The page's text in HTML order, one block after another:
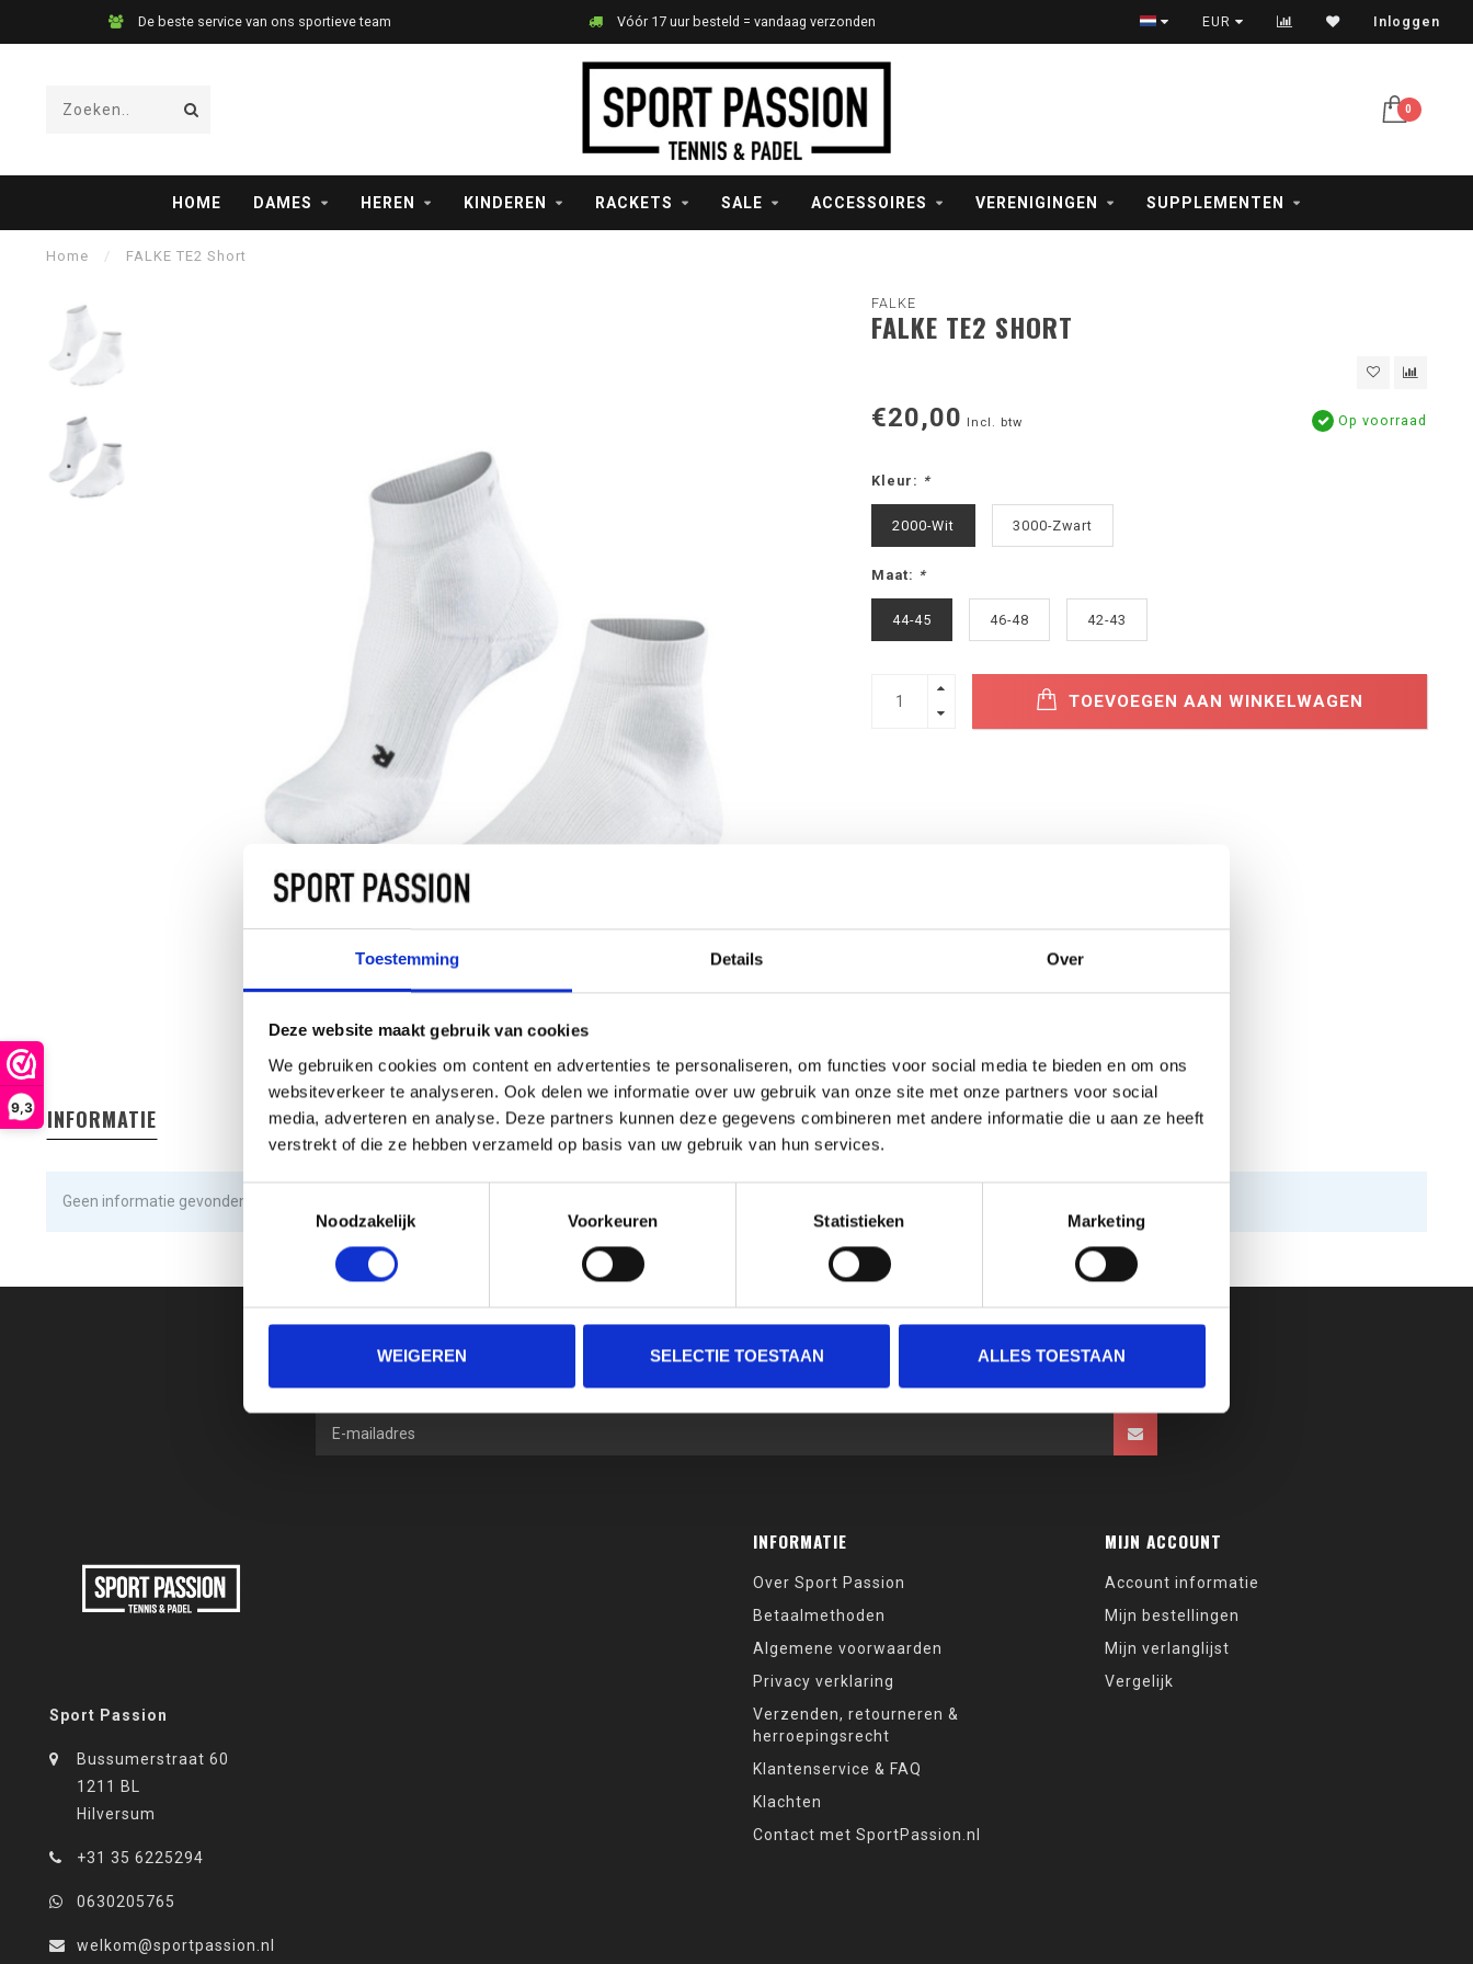
Toestemming Details Over
Deze website maakt gebruik van cookies
We gebruiken cookies om content en advertenties te personaliseren, om functies voor social media te bieden en om ons
websiteverkeer te analyseren. Ook delen we informatie over uw gebruik van onze site met onze partners voor social
media, adverteren en analyse. Deze partners kunnen deze gegevens combineren met andere informatie die u aan ze heeft
verstrekt of die ze hebben verzameld op basis van uw gebruik van hun services.
Toestemmingsselectie
Noodzakelijk
Voorkeuren Statistieken Marketing
WEIGEREN SELECTIE TOESTAAN ALLES TOESTAAN
9,3
De beste service van ons sportieve team Vóór 17 uur besteld = vandaag verzonden Veilig betalen met iDeal, creditcard en PayPal
EUR Inloggen
0
HOME DAMES HEREN KINDEREN RACKETS SALE ACCESSOIRES VERENIGINGEN SUPPLEMENTEN
Home / FALKE TE2 Short
FALKE
FALKE TE2 SHORT
€20,00 Incl. btw Op voorraad
Kleur: *
2000-Wit 3000-Zwart
Maat: *
44-45 46-48 42-43
TOEVOEGEN AAN WINKELWAGEN
INFORMATIE
Geen informatie gevonden
SCHRIJF JE IN VOOR ONZE NIEUWSBRIEF
En ontvang direct 10% korting in onze webwinkel
Sport Passion
Bussumerstraat 60
1211 BL
Hilversum
+31 35 6225294
0630205765
welkom@sportpassion.nl
INFORMATIE
Over Sport Passion
Betaalmethoden
Algemene voorwaarden
Privacy verklaring
Verzenden, retourneren &
herroepingsrecht
Klantenservice & FAQ
Klachten
Contact met SportPassion.nl
MIJN ACCOUNT
Account informatie
Mijn bestellingen
Mijn verlanglijst
Vergelijk